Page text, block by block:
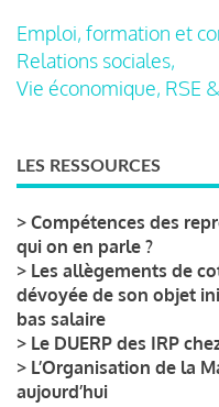
Emploi, formation et
Relations sociales,
Vie économique, RSE
LES RESSOURCES
> Compétences des
qui on en parle ?
> Les allègements de
dévoyée de son objet
bas salaire
> Le DUERP des IRP
> L’Organisation de la
aujourd’hui